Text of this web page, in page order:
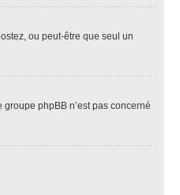
ou peut-être que seul un
phpBB n’est pas concerné